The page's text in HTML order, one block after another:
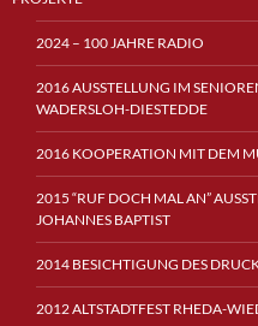
2024 – 100 JAHRE RADIO
2016 AUSSTELLUNG IM
WADERSLOH-DIESTEDDE
2016 KOOPERATION MIT DEM
2015 “RUF DOCH MAL AN”
JOHANNES BAPTIST
2014 BESICHTIGUNG DES
2012 ALTSTADTFEST RHEDA-